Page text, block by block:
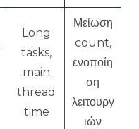
Long
tasks,
main
thread
time
Μείωση
count,
ενοποίη
ση
λειτουργ
ιών